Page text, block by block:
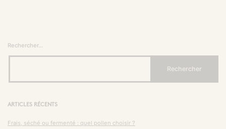
Rechercher…
ARTICLES RÉCENTS
Frais, séché ou fermenté : quel pollen choisir ?